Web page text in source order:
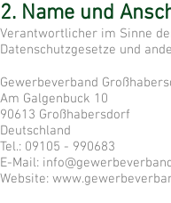
2. Name und
Verantwortlicher im Sinne
Datenschutzgesetze und
Gewerbeverband
Am Galgenbuck 10
90613 Großhabersdorf
Deutschland
Tel.: 09105 - 990683
E-Mail:
Website: